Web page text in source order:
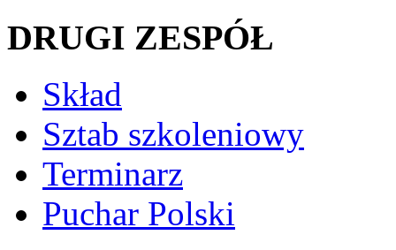
DRUGI ZESPÓŁ
Skład
Sztab szkoleniowy
Terminarz
Puchar Polski